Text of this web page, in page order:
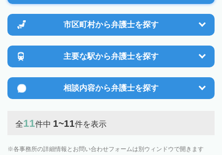
市区町村から弁護士を探す
主要な駅から弁護士を探す
相談内容から弁護士を探す
全11件中 1~11件を表示
各事務所の詳細情報とお問い合わせフォームは別ウィンドウで開きます